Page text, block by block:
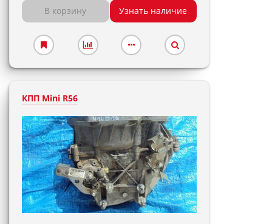
В корзину Узнать наличие
КПП Mini R56